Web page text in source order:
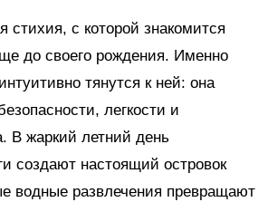
стихия, с которой знакомится
до своего рождения. Именно
тянутся к ней: она
легкости и
В жаркий летний день
создают настоящий островок
водные развлечения превращают